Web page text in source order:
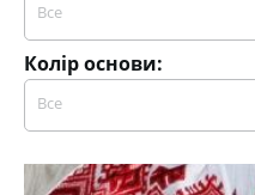
Все
Колір основи:
Все